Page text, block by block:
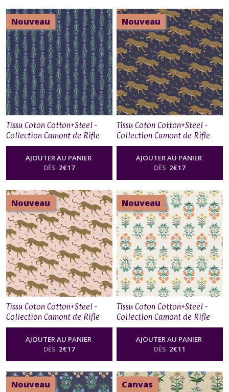
Nouveau
Tissu Coton Cotton+Steel -
Collection Camont de Rifle
Paper Co - Rousseau Vine in
Navy Metallic
AJOUTER AU PANIER
DÈS 2€17
Nouveau
Tissu Coton Cotton+Steel -
Collection Camont de Rifle
Paper Co - Jaguar in Navy
MetallicAJOUTER AU PANIER
DÈS 2€17
Nouveau
Tissu Coton Cotton+Steel -
Collection Camont de Rifle
Paper Co - Jaguar in Blush
MetallicAJOUTER AU PANIER
DÈS 2€17
Nouveau
Tissu Coton Cotton+Steel -
Collection Camont de Rifle
Paper Co - Menagerie Mugal
AJOUTER AU PANIER
DÈS 2€11
Nouveau Canvas